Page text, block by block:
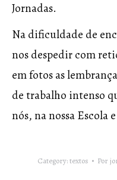
Jornadas.
Na dificuldade de
nos despedir com
em fotos as
de trabalho intenso
nós, na nossa Escola
Category:textos Por